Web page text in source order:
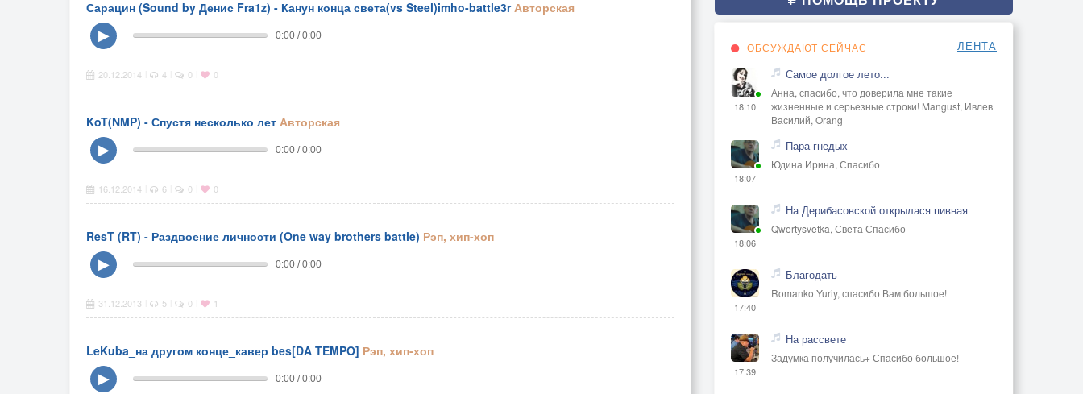
Сарацин (Sound by Денис Fra1z) - Канун конца света(vs Steel)imho-battle3r Авторская
▶
0:00 / 0:00
20.12.2014 4 0 0
KoT(NMP) - Спустя несколько лет Авторская
▶
0:00 / 0:00
16.12.2014 6 0 0
ResT (RT) - Раздвоение личности (One way brothers battle) Рэп, хип-хоп
▶
0:00 / 0:00
31.12.2013 5 0 1
LeKuba_на другом конце_кавер bes[DA TEMPO] Рэп, хип-хоп
▶
0:00 / 0:00
ОБСУЖДАЮТ СЕЙЧАС ЛЕНТА
18:10
Самое долгое лето...
Анна, спасибо, что доверила мне такие
жизненные и серьезные строки! Mangust, Ивлев
Василий, Orang
18:07
Пара гнедых
Юдина Ирина, Спасибо
18:06
На Дерибасовской открылася пивная
Qwertysvetka, Света Спасибо
17:40
Благодать
Romanko Yuriy, спасибо Вам большое!
17:39
На рассвете
Задумка получилась+ Спасибо большое!